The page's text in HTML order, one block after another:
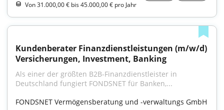
Von 31.000,00 € bis 45.000,00 € pro Jahr
Kundenberater Finanzdienstleistungen (m/w/d)
Versicherungen, Investment, Banking
Als einer der größten B2B-Finanzdienstleister in
Deutschland fungiert FONDSNET für Banken,...
FONDSNET Vermögensberatung und -verwaltungs GmbH